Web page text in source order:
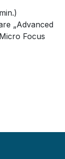
„Advanced
Focus